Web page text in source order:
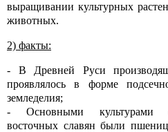
выращивании культурных
животных.
2) факты:
- В Древней Руси
проявлялось в форме
земледелия;
- Основными культурами
восточных славян были